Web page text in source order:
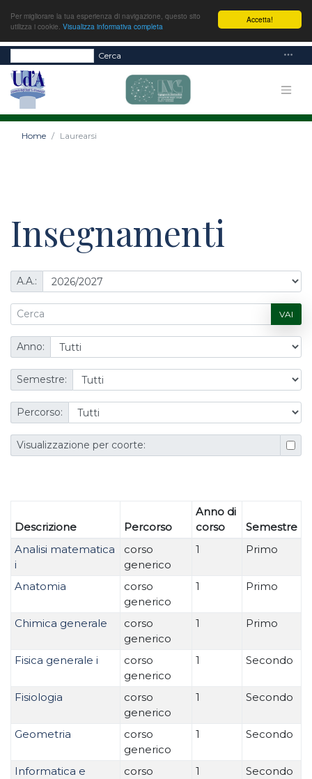
Accetta!
Per migliorare la tua esperienza di navigazione, questo sito
utilizza i cookie. Visualizza informativa completa
Cerca
Home Laurearsi
Insegnamenti
A.A.:
VAI
Anno:
Semestre:
Percorso:
Visualizzazione per coorte:
Descrizione Percorso
Anno di
corso
Semestre
Analisi matematica
i
corso
generico
1 Primo
Anatomia
corso
generico
1 Primo
Chimica generale
corso
generico
1 Primo
Fisica generale i
corso
generico
1 Secondo
Fisiologia
corso
generico
1 Secondo
Geometria
corso
generico
1 Secondo
Informatica e
corso
1 Secondo